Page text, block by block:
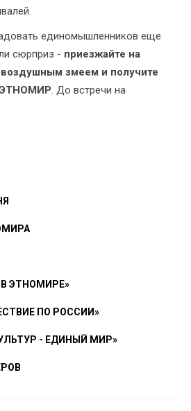
единомышленников еще
сюрприз - приезжайте на
змеем и получите
ЭТНОМИР. До встречи на
ЭТНОМИРЕ»
ПО РОССИИ»
- ЕДИНЫЙ МИР»